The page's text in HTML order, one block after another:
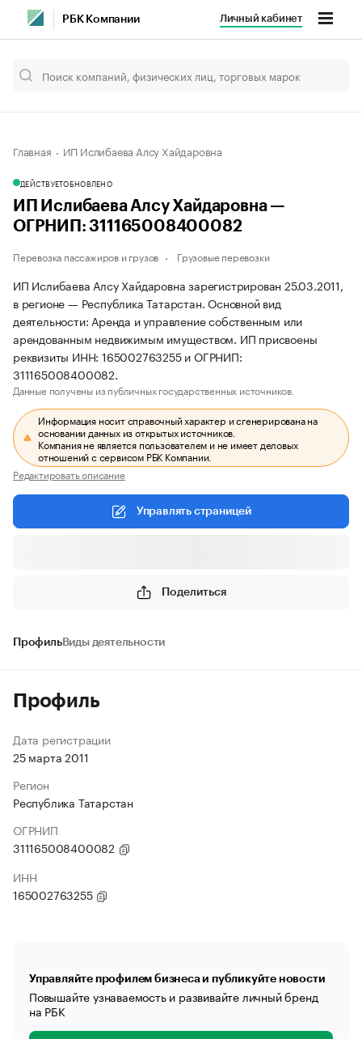
РБК Компании Личный кабинет
Главная ИП Ислибаева Алсу Хайдаровна
ДЕЙСТВУЕТОБНОВЛЕНО
ИП Ислибаева Алсу Хайдаровна —
ОГРНИП: 311165008400082
Перевозка пассажиров и грузов Грузовые перевозки
ИП Ислибаева Алсу Хайдаровна зарегистрирован 25.03.2011,
в регионе — Республика Татарстан. Основной вид
деятельности: Аренда и управление собственным или
арендованным недвижимым имуществом. ИП присвоены
реквизиты ИНН: 165002763255 и ОГРНИП:
311165008400082.
Данные получены из публичных государственных источников.
Информация носит справочный характер и сгенерирована на
основании данных из открытых источников.
Компания не является пользователем и не имеет деловых
отношений с сервисом РБК Компании.
Редактировать описание
Управлять страницей
Поделиться
ПрофильВиды деятельности
Профиль
Дата регистрации
25 марта 2011
Регион
Республика Татарстан
ОГРНИП
311165008400082
ИНН
165002763255
Управляйте профилем бизнеса и публикуйте новости
Повышайте узнаваемость и развивайте личный бренд
на РБК